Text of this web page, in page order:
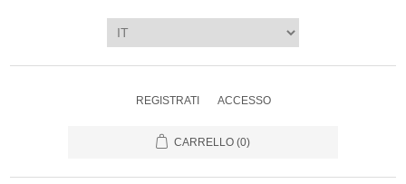
REGISTRATI ACCESSO
CARRELLO (0)